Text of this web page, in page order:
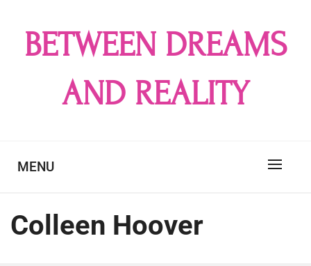
contentBETWEEN DREAMS
AND REALITY
MENU
Colleen Hoover